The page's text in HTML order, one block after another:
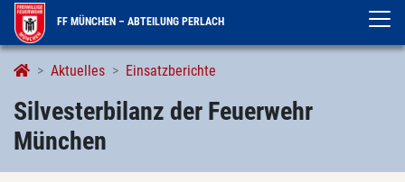
FF MÜNCHEN – ABTEILUNG PERLACH
Aktuelles Einsatzberichte
Silvesterbilanz der Feuerwehr
München